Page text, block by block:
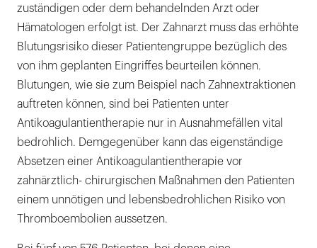
zuständigen oder dem behandelnden Arzt oder
Hämatologen erfolgt ist. Der Zahnarzt muss das erhöhte
Blutungsrisiko dieser Patientengruppe bezüglich des
von ihm geplanten Eingriffes beurteilen können.
Blutungen, wie sie zum Beispiel nach Zahnextraktionen
auftreten können, sind bei Patienten unter
Antikoagulantientherapie nur in Ausnahmefällen vital
bedrohlich. Demgegenüber kann das eigenständige
Absetzen einer Antikoagulantientherapie vor
zahnärztlich- chirurgischen Maßnahmen den Patienten
einem unnötigen und lebensbedrohlichen Risiko von
Thromboembolien aussetzen.